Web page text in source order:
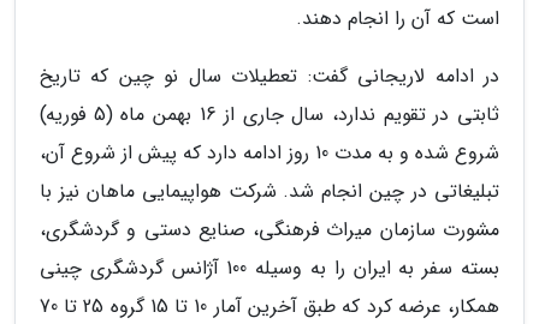
است که آن را انجام دهند.
در ادامه لاریجانی گفت: تعطیلات سال نو چین که تاریخ
ثابتی در تقویم ندارد، سال جاری از 16 بهمن ماه (5 فوریه)
شروع شده و به مدت 10 روز ادامه دارد که پیش از شروع آن،
تبلیغاتی در چین انجام شد. شرکت هواپیمایی ماهان نیز با
مشورت سازمان میراث فرهنگی، صنایع دستی و گردشگری،
بسته سفر به ایران را به وسیله 100 آژانس گردشگری چینی
همکار، عرضه کرد که طبق آخرین آمار 10 تا 15 گروه 25 تا 70